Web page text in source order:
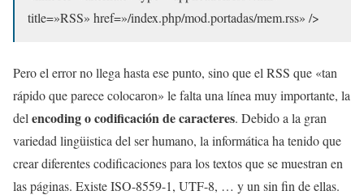
title=»RSS» href=»/index.php/mod.portadas/mem.rss» />
Pero el error no llega hasta ese punto, sino que el RSS que «tan
rápido que parece colocaron» le falta una línea muy importante, la
del encoding o codificación de caracteres. Debido a la gran
variedad lingüistica del ser humano, la informática ha tenido que
crear diferentes codificaciones para los textos que se muestran en
las páginas. Existe ISO-8559-1, UTF-8, … y un sin fin de ellas.